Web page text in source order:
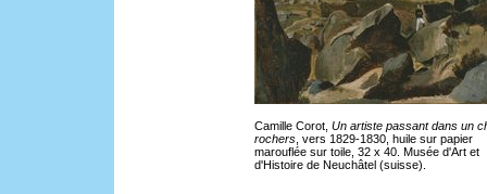
Camille Corot, Un artiste passant dans un
rochers , vers 1829-1830, huile sur papier
marouflée sur toile, 32 x 40. Musée d'Art et
d'Histoire de Neuchâtel (suisse).